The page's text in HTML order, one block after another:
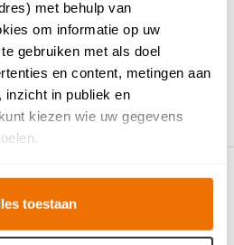
met behulp van
om informatie op uw
gebruiken met als doel
en content, metingen aan
inzicht in publiek en
kiezen wie uw gegevens
we ook graag:
over uw geografische locatie,
nauwkeurig kan zijn
toestaan
EEN AFSPRAAK